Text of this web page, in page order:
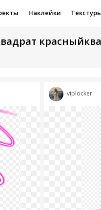
Наклейки
viplocker